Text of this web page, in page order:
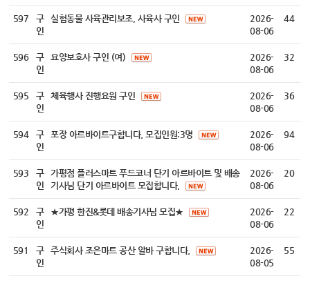
597
구
인
실험동물 사육관리보조, 사육사 구인
2026-
08-06
44
596
구
인
요양보호사 구인 (여)
2026-
08-06
32
595
구
인
체육행사 진행요원 구인
2026-
08-06
36
594
구
인
포장 아르바이트구합니다. 모집인원:3명
2026-
08-06
94
593
구
인
가평점 플러스마트 푸드코너 단기 아르바이트 및 배송
기사님 단기 아르바이트 모집합니다.
2026-
08-06
20
592
구
인
★가평 한진&롯데 배송기사님 모집★
2026-
08-06
22
591
구
인
주식회사 조은마트 공산 알바 구합니다.
2026-
08-05
55